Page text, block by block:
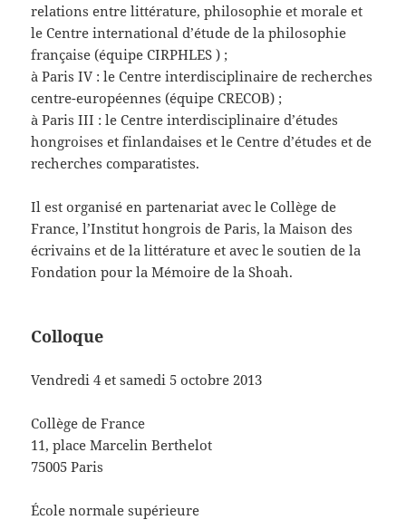
relations entre littérature, philosophie et morale et
le Centre international d’étude de la philosophie
française (équipe CIRPHLES ) ;
à Paris IV : le Centre interdisciplinaire de recherches
centre-européennes (équipe CRECOB) ;
à Paris III : le Centre interdisciplinaire d’études
hongroises et finlandaises et le Centre d’études et de
recherches comparatistes.
Il est organisé en partenariat avec le Collège de
France, l’Institut hongrois de Paris, la Maison des
écrivains et de la littérature et avec le soutien de la
Fondation pour la Mémoire de la Shoah.
Colloque
Vendredi 4 et samedi 5 octobre 2013
Collège de France
11, place Marcelin Berthelot
75005 Paris
École normale supérieure